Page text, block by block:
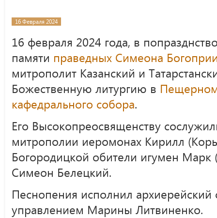
16 Февраля 2024
16 февраля 2024 года, в
памяти праведных Симеона
митрополит Казанский и
Божественную литургию в
кафедрального собора.
Его Высокопреосвященству
митрополии иеромонах Кирилл
Богородицкой обители игумен Марк
Симеон Белецкий.
Песнопения исполнил
управлением Марины Литвиненко.